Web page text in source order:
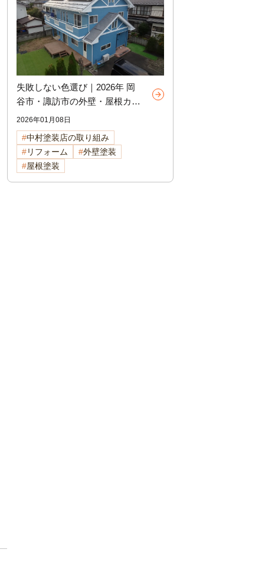
失敗しない色選び｜2026年 岡
谷市・諏訪市の外壁・屋根カ
ラー人気ランキング 岡谷市の
屋根・外壁塗装専門店が徹底解
説
2026年01月08日
中村塗装店の取り組み
リフォーム
外壁塗装
屋根塗装